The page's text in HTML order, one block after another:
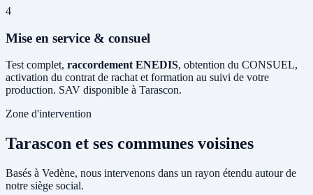
4
Mise en service & consuel
Test complet, raccordement ENEDIS, obtention du CONSUEL,
activation du contrat de rachat et formation au suivi de votre
production. SAV disponible à Tarascon.
Zone d'intervention
Tarascon et ses communes voisines
Basés à Vedène, nous intervenons dans un rayon étendu autour de
notre siège social.